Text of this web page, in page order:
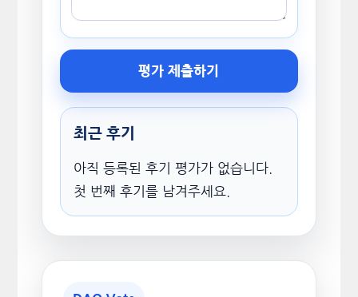
평가 제출하기
최근 후기
아직 등록된 후기 평가가 없습니다.
첫 번째 후기를 남겨주세요.